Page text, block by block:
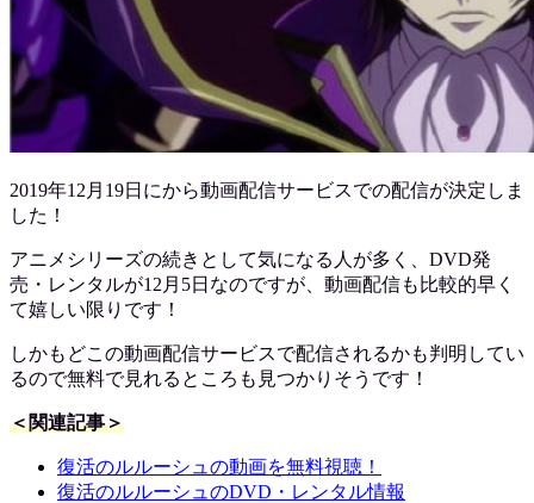
2019年12月19日にから動画配信サービスでの配信が決定しま
した！
アニメシリーズの続きとして気になる人が多く、DVD発
売・レンタルが12月5日なのですが、動画配信も比較的早く
て嬉しい限りです！
しかもどこの動画配信サービスで配信されるかも判明してい
るので無料で見れるところも見つかりそうです！
＜関連記事＞
復活のルルーシュの動画を無料視聴！
復活のルルーシュのDVD・レンタル情報